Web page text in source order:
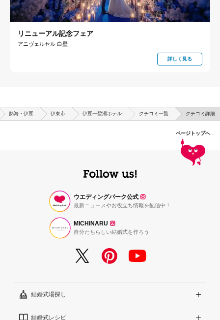
リニューアル記念フェア
アニヴェルセル 白壁
詳しく見る
熱海・伊豆 伊東市 伊豆一碧湖ホテル クチコミ一覧 クチコミ詳細
ページトップへ
ウエディングパーク公式
最新ニュースやお役立ち情報を配信中！
MICHINARU
自分たちらしい結婚式を作ろう
結婚式場探し
エリアから探す
結婚式レシピ